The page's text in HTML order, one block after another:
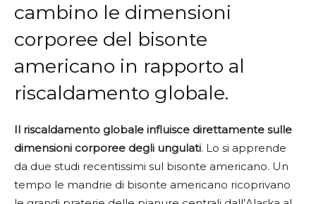
cambino le dimensioni
corporee del bisonte
americano in rapporto al
riscaldamento globale.
Il riscaldamento globale influisce direttamente sulle
dimensioni corporee degli ungulati. Lo si apprende
da due studi recentissimi sul bisonte americano. Un
tempo le mandrie di bisonte americano ricoprivano